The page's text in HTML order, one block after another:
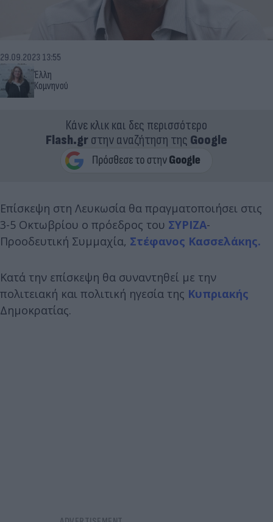
Έλλη
Κομνηνού
29.09.2023 13:55
Κάνε κλικ και δες περισσότερο
Flash.grστην αναζήτηση της Google
Επίσκεψη στη Λευκωσία θα πραγματοποιήσει στις
3-5 Οκτωβρίου ο πρόεδρος του ΣΥΡΙΖΑ-
Προοδευτική Συμμαχία, Στέφανος Κασσελάκης.
Κατά την επίσκεψη θα συναντηθεί με την
πολιτειακή και πολιτική ηγεσία της Κυπριακής
Δημοκρατίας.